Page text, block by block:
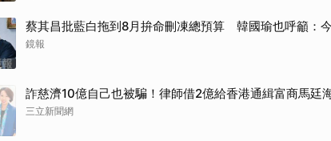
蔡其昌批藍白拖到8月拚命刪凍總預算 韓國瑜也呼籲：
鏡報
詐慈濟10億自己也被騙！律師借2億給香港通緝富商馬廷
三立新聞網